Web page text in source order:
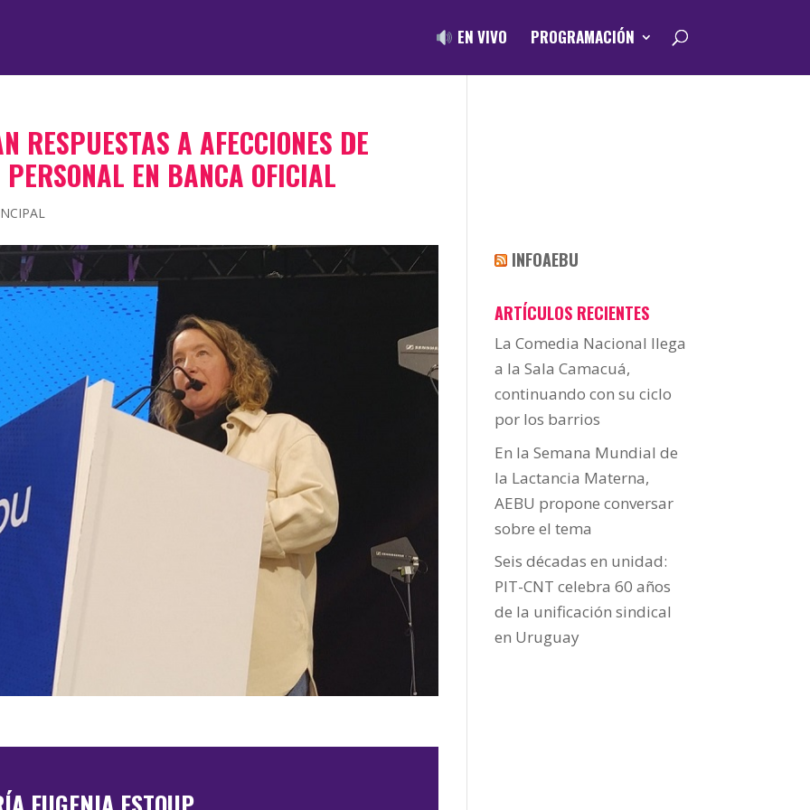
EN VIVO PROGRAMACIÓN
RESPUESTAS A AFECCIONES DE
EN BANCA OFICIAL
INFOAEBU
ARTÍCULOS RECIENTES
La Comedia Nacional llega
a la Sala Camacuá,
continuando con su ciclo
por los barrios
En la Semana Mundial de
la Lactancia Materna,
AEBU propone conversar
sobre el tema
Seis décadas en unidad:
PIT-CNT celebra 60 años
de la unificación sindical
en Uruguay